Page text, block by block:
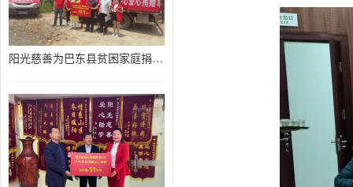
阳光慈善为巴东县贫困家庭捐赠80万